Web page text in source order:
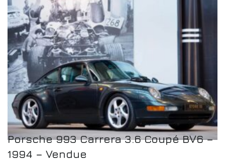
Porsche 993 Carrera 3.6 Coupé BV6 –
1994 – Vendue